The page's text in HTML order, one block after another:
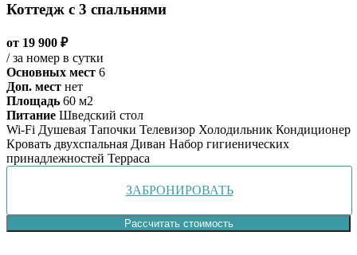
Коттедж с 3 спальнями
от 19 900 ₽
/ за номер в сутки
Основных мест 6
Доп. мест нет
Площадь 60 м2
Питание Шведский стол
Wi-Fi Душевая Тапочки Телевизор Холодильник Кондиционер
Кровать двухспальная Диван Набор гигиенических
принадлежностей Терраса
ЗАБРОНИРОВАТЬ
Рассчитать стоимость